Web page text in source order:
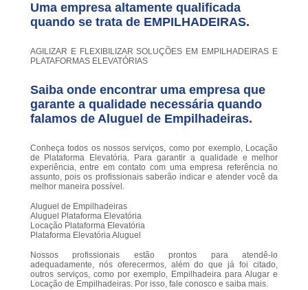
Uma empresa altamente qualificada
quando se trata de EMPILHADEIRAS.
AGILIZAR E FLEXIBILIZAR SOLUÇÕES EM EMPILHADEIRAS E
PLATAFORMAS ELEVATÓRIAS
Saiba onde encontrar uma empresa que
garante a qualidade necessária quando
falamos de Aluguel de Empilhadeiras.
Conheça todos os nossos serviços, como por exemplo, Locação
de Plataforma Elevatória. Para garantir a qualidade e melhor
experiência, entre em contato com uma empresa referência no
assunto, pois os profissionais saberão indicar e atender você da
melhor maneira possível.
Aluguel de Empilhadeiras
Aluguel Plataforma Elevatória
Locação Plataforma Elevatória
Plataforma Elevatória Aluguel
Nossos profissionais estão prontos para atendê-lo
adequadamente, nós oferecermos, além do que já foi citado,
outros serviços, como por exemplo, Empilhadeira para Alugar e
Locação de Empilhadeiras. Por isso, fale conosco e saiba mais.